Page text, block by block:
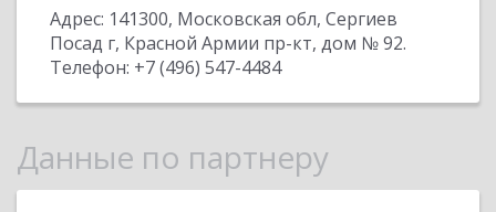
Адрес: 141300, Московская обл, Сергиев
Посад г, Красной Армии пр-кт, дом № 92.
Телефон: +7 (496) 547-4484
Данные по партнеру